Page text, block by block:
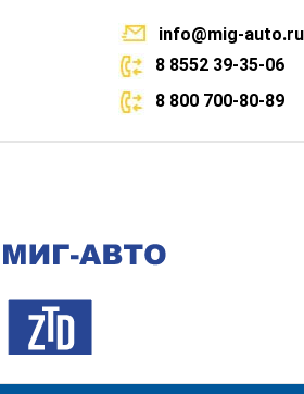
info@mig-auto.ru
8 8552 39-35-06
8 800 700-80-89